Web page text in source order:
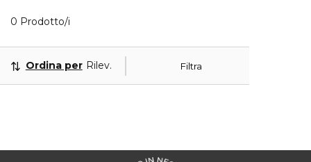
0 Prodotto/i
Filtra
Ordina per Rilevanza